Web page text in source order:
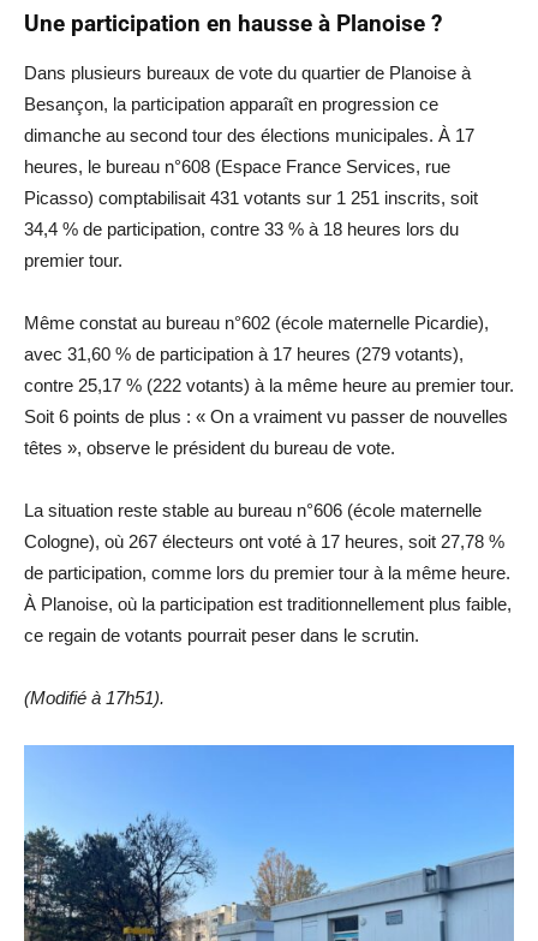
Une participation en hausse à Planoise ?
Dans plusieurs bureaux de vote du quartier de Planoise à
Besançon, la participation apparaît en progression ce
dimanche au second tour des élections municipales. À 17
heures, le bureau n°608 (Espace France Services, rue
Picasso) comptabilisait 431 votants sur 1 251 inscrits, soit
34,4 % de participation, contre 33 % à 18 heures lors du
premier tour.
Même constat au bureau n°602 (école maternelle Picardie),
avec 31,60 % de participation à 17 heures (279 votants),
contre 25,17 % (222 votants) à la même heure au premier tour.
Soit 6 points de plus : « On a vraiment vu passer de nouvelles
têtes », observe le président du bureau de vote.
La situation reste stable au bureau n°606 (école maternelle
Cologne), où 267 électeurs ont voté à 17 heures, soit 27,78 %
de participation, comme lors du premier tour à la même heure.
À Planoise, où la participation est traditionnellement plus faible,
ce regain de votants pourrait peser dans le scrutin.
(Modifié à 17h51).